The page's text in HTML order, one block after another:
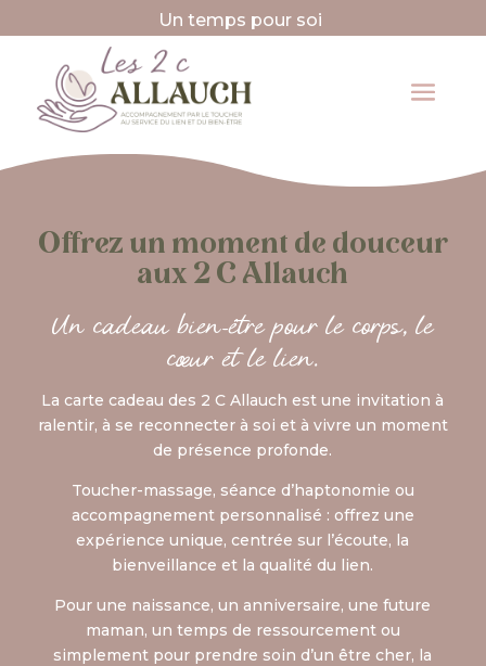
Un temps pour soi
Offrez un moment de douceur
aux 2 C Allauch
Un cadeau bien-être pour le corps, le
cœur et le lien.
La carte cadeau des 2 C Allauch est une invitation à
ralentir, à se reconnecter à soi et à vivre un moment
de présence profonde.
Toucher-massage, séance d’haptonomie ou
accompagnement personnalisé : offrez une
expérience unique, centrée sur l’écoute, la
bienveillance et la qualité du lien.
Pour une naissance, un anniversaire, une future
maman, un temps de ressourcement ou
simplement pour prendre soin d’un être cher, la